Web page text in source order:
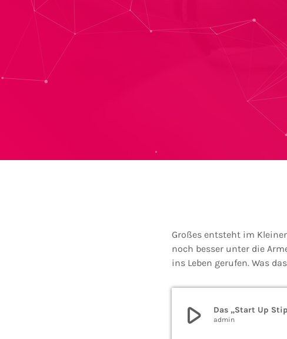
Großes entsteht im
noch besser unter die
ins Leben gerufen. Was
play_arrow Das „Start Up
admin